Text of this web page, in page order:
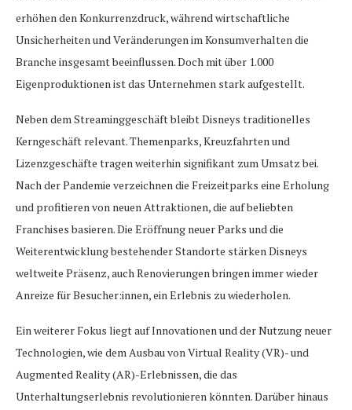
erhöhen den Konkurrenzdruck, während wirtschaftliche
Unsicherheiten und Veränderungen im Konsumverhalten die
Branche insgesamt beeinflussen. Doch mit über 1.000
Eigenproduktionen ist das Unternehmen stark aufgestellt.
Neben dem Streaminggeschäft bleibt Disneys traditionelles
Kerngeschäft relevant. Themenparks, Kreuzfahrten und
Lizenzgeschäfte tragen weiterhin signifikant zum Umsatz bei.
Nach der Pandemie verzeichnen die Freizeitparks eine Erholung
und profitieren von neuen Attraktionen, die auf beliebten
Franchises basieren. Die Eröffnung neuer Parks und die
Weiterentwicklung bestehender Standorte stärken Disneys
weltweite Präsenz, auch Renovierungen bringen immer wieder
Anreize für Besucher:innen, ein Erlebnis zu wiederholen.
Ein weiterer Fokus liegt auf Innovationen und der Nutzung neuer
Technologien, wie dem Ausbau von Virtual Reality (VR)- und
Augmented Reality (AR)-Erlebnissen, die das
Unterhaltungserlebnis revolutionieren könnten. Darüber hinaus